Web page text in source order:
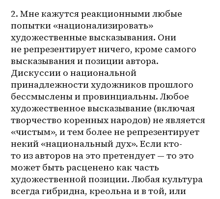
2. Мне кажутся реакционными любые
попытки «национализировать»
художественные высказывания. Они
не репрезентирует ничего, кроме самого
высказывания и позиции автора.
Дискуссии о национальной
принадлежности художников прошлого
бессмыслены и провинциальны. Любое
художественное высказывание (включая
творчество коренных народов) не является
«чистым», и тем более не репрезентирует
некий «национальный дух». Если кто-
то из авторов на это претендует — то это
может быть расценено как часть
художественной позиции. Любая культура
всегда гибридна, креольна и в той, или